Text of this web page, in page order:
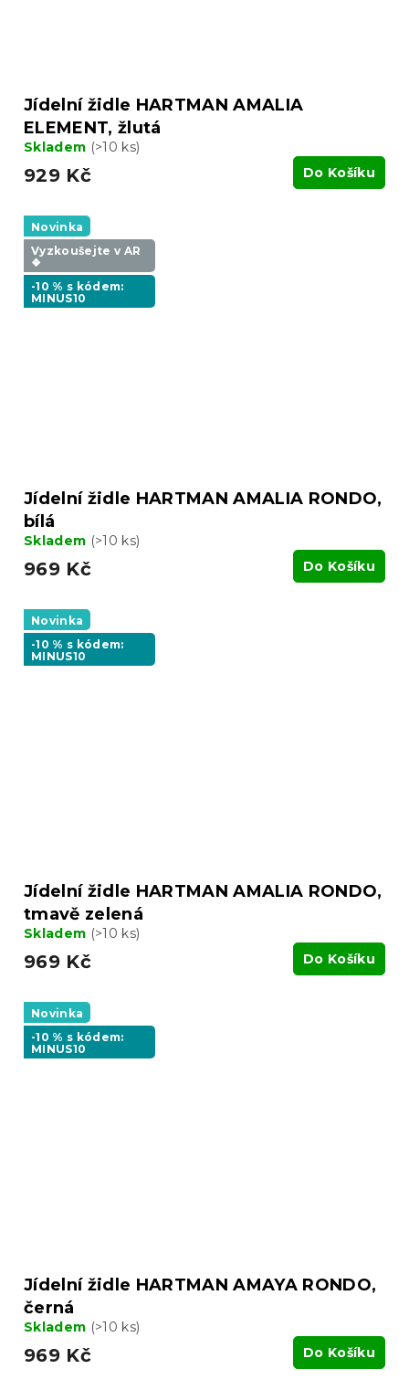
Jídelní židle HARTMAN AMALIA
ELEMENT, žlutá
Skladem (>10 ks)
929 Kč Do Košíku
Novinka
Vyzkoušejte v AR
❖
-10 % s kódem:
MINUS10
Jídelní židle HARTMAN AMALIA RONDO,
bílá
Skladem (>10 ks)
969 Kč Do Košíku
Novinka
-10 % s kódem:
MINUS10
Jídelní židle HARTMAN AMALIA RONDO,
tmavě zelená
Skladem (>10 ks)
969 Kč Do Košíku
Novinka
-10 % s kódem:
MINUS10
Jídelní židle HARTMAN AMAYA RONDO,
černá
Skladem (>10 ks)
969 Kč Do Košíku